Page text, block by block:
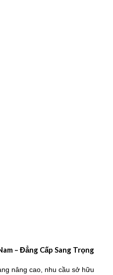
– Đẳng Cấp Sang Trọng
nâng cao, nhu cầu sở hữu